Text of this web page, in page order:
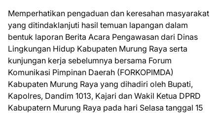
Memperhatikan pengaduan dan keresahan masyarakat
yang ditindaklanjuti hasil temuan lapangan dalam
bentuk laporan Berita Acara Pengawasan dari Dinas
Lingkungan Hidup Kabupaten Murung Raya serta
kunjungan kerja sebelumnya bersama Forum
Komunikasi Pimpinan Daerah (FORKOPIMDA)
Kabupaten Murung Raya yang dihadiri oleh Bupati,
Kapolres, Dandim 1013, Kajari dan Wakil Ketua DPRD
Kabupatern Murung Raya pada hari Selasa tanggal 15